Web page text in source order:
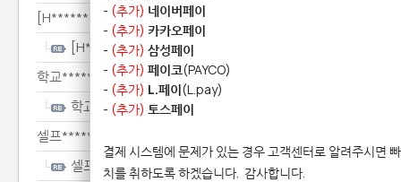
[H***********************************************
[H***********************************************
학교****************************
학교****************************
셀프*********************
셀프*********************
- (추가) 네이버페이
- (추가) 카카오페이
- (추가) 삼성페이
- (추가) 페이코(PAYCO)
- (추가) L.페이(L.pay)
- (추가) 토스페이
결제 시스템에 문제가 있는 경우 고객센터로 알려주시면
치를 취하도록 하겠습니다. 감사합니다.